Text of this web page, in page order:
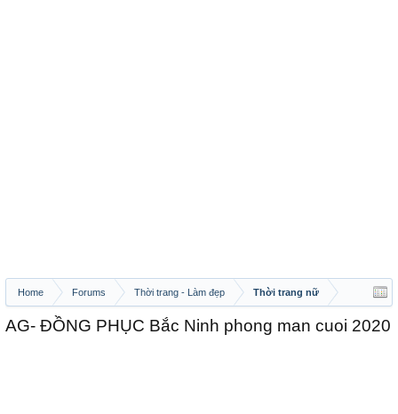
Home Forums Thời trang - Làm đẹp Thời trang nữ
AG- ĐỒNG PHỤC Bắc Ninh phong man cuoi 2020